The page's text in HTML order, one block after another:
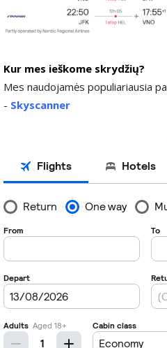
Kur mes ieškome skrydžių?
Mes naudojamės populiariausia
- Skyscanner